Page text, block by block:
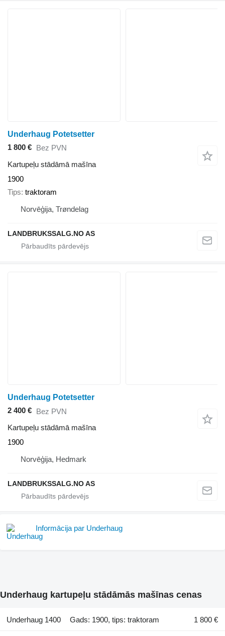
Underhaug Potetsetter
1 800 € Bez PVN
Kartupeļu stādāmā mašīna
1900
Tips traktoram
Norvēģija, Trøndelag
LANDBRUKSSALG.NO AS
Underhaug Potetsetter
2 400 € Bez PVN
Kartupeļu stādāmā mašīna
1900
Norvēģija, Hedmark
LANDBRUKSSALG.NO AS
Informācija par Underhaug
Underhaug kartupeļu stādāmās mašīnas cenas
Underhaug 1400 Gads: 1900, tips: traktoram 1 800 €